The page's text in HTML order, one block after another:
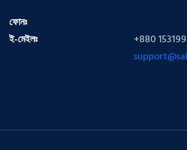
ফোনঃ
ই-মেইলঃ
+880